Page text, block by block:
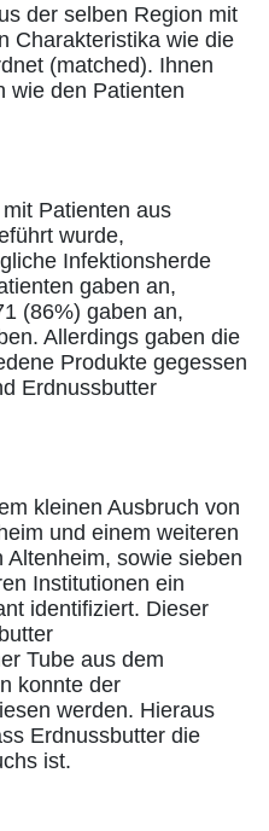
der selben Region mit
Charakteristika wie die
(matched). Ihnen
wie den Patienten
Patienten aus
wurde,
Infektionsherde
gaben an,
(86%) gaben an,
Allerdings gaben die
Produkte gegessen
Erdnussbutter
kleinen Ausbruch von
und einem weiteren
sowie sieben
Institutionen ein
identifiziert. Dieser
Tube aus dem
konnte der
werden. Hieraus
Erdnussbutter die
ist.